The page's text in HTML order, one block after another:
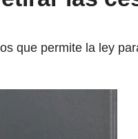
que permite la ley